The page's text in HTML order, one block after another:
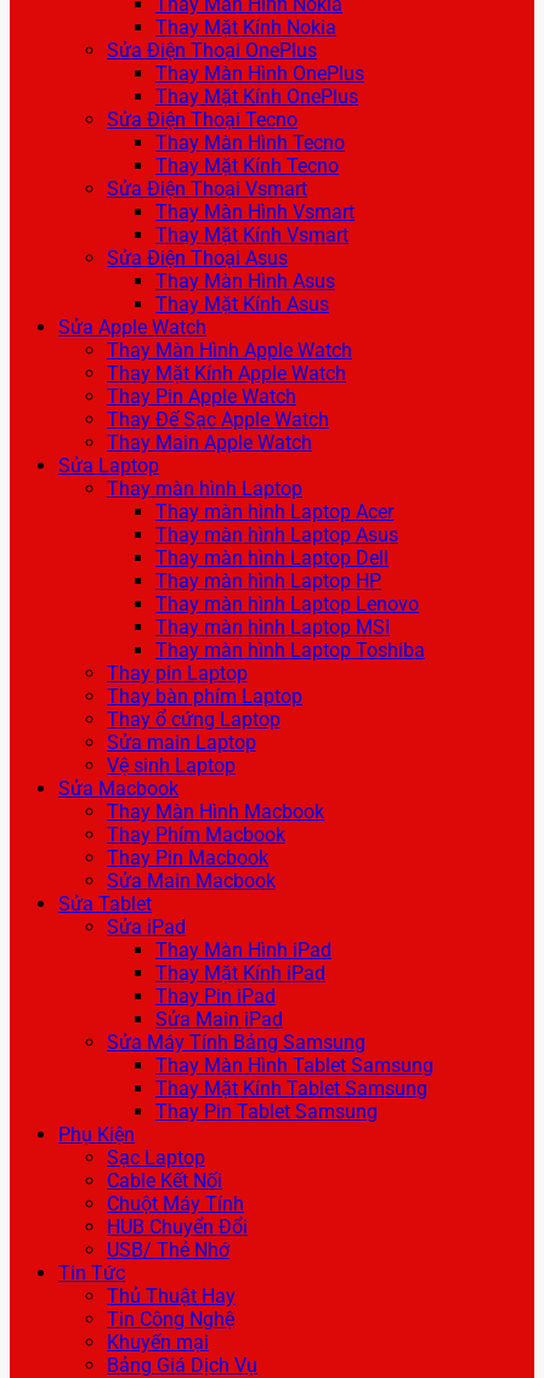
Thay Mặt Kính Nokia
Sửa Điện Thoại OnePlus
Thay Màn Hình OnePlus
Thay Mặt Kính OnePlus
Sửa Điện Thoại Tecno
Thay Màn Hình Tecno
Thay Mặt Kính Tecno
Sửa Điện Thoại Vsmart
Thay Màn Hình Vsmart
Thay Mặt Kính Vsmart
Sửa Điện Thoại Asus
Thay Màn Hình Asus
Thay Mặt Kính Asus
Sửa Apple Watch
Thay Màn Hình Apple Watch
Thay Mặt Kính Apple Watch
Thay Pin Apple Watch
Thay Đế Sạc Apple Watch
Thay Main Apple Watch
Sửa Laptop
Thay màn hình Laptop
Thay màn hình Laptop Acer
Thay màn hình Laptop Asus
Thay màn hình Laptop Dell
Thay màn hình Laptop HP
Thay màn hình Laptop Lenovo
Thay màn hình Laptop MSI
Thay màn hình Laptop Toshiba
Thay pin Laptop
Thay bàn phím Laptop
Thay ổ cứng Laptop
Sửa main Laptop
Vệ sinh Laptop
Sửa Macbook
Thay Màn Hình Macbook
Thay Phím Macbook
Thay Pin Macbook
Sửa Main Macbook
Sửa Tablet
Sửa iPad
Thay Màn Hình iPad
Thay Mặt Kính iPad
Thay Pin iPad
Sửa Main iPad
Sửa Máy Tính Bảng Samsung
Thay Màn Hình Tablet Samsung
Thay Mặt Kính Tablet Samsung
Thay Pin Tablet Samsung
Phụ Kiện
Sạc Laptop
Cable Kết Nối
Chuột Máy Tính
HUB Chuyển Đổi
USB/ Thẻ Nhớ
Tin Tức
Thủ Thuật Hay
Tin Công Nghệ
Khuyến mại
Bảng Giá Dịch Vụ